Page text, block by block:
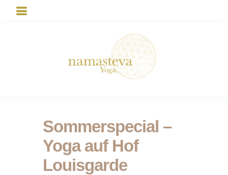
Sommerspecial –
Yoga auf Hof
Louisgarde